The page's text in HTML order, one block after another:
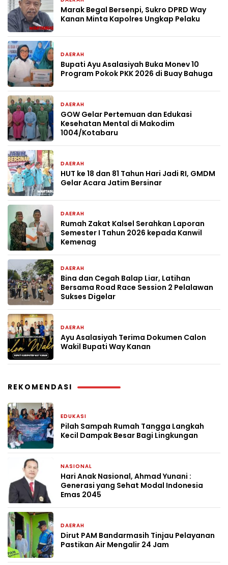
Marak Begal Bersenpi, Sukro DPRD Way
Kanan Minta Kapolres Ungkap Pelaku
DAERAH
Bupati Ayu Asalasiyah Buka Monev 10
Program Pokok PKK 2026 di Buay Bahuga
DAERAH
GOW Gelar Pertemuan dan Edukasi
Kesehatan Mental di Makodim
1004/Kotabaru
DAERAH
HUT ke 18 dan 81 Tahun Hari Jadi RI, GMDM
Gelar Acara Jatim Bersinar
DAERAH
Rumah Zakat Kalsel Serahkan Laporan
Semester I Tahun 2026 kepada Kanwil
Kemenag
DAERAH
Bina dan Cegah Balap Liar, Latihan
Bersama Road Race Session 2 Pelalawan
Sukses Digelar
DAERAH
Ayu Asalasiyah Terima Dokumen Calon
Wakil Bupati Way Kanan
REKOMENDASI
EDUKASI
Pilah Sampah Rumah Tangga Langkah
Kecil Dampak Besar Bagi Lingkungan
NASIONAL
Hari Anak Nasional, Ahmad Yunani :
Generasi yang Sehat Modal Indonesia
Emas 2045
DAERAH
Dirut PAM Bandarmasih Tinjau Pelayanan
Pastikan Air Mengalir 24 Jam